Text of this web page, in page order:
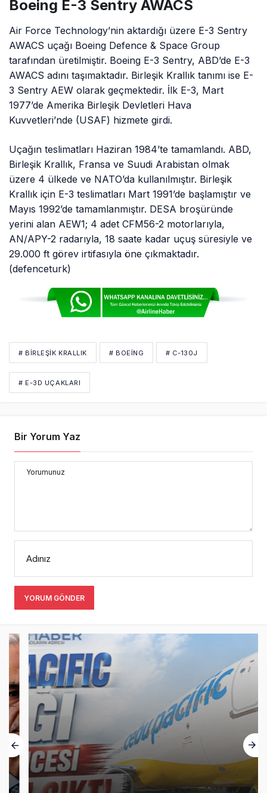
Boeing E-3 Sentry AWACS
Air Force Technology’nin aktardığı üzere E-3 Sentry
AWACS uçağı Boeing Defence & Space Group
tarafından üretilmiştir. Boeing E-3 Sentry, ABD’de E-3
AWACS adını taşımaktadır. Birleşik Krallık tanımı ise E-
3 Sentry AEW olarak geçmektedir. İlk E-3, Mart
1977’de Amerika Birleşik Devletleri Hava
Kuvvetleri’nde (USAF) hizmete girdi.
Uçağın teslimatları Haziran 1984’te tamamlandı. ABD,
Birleşik Krallık, Fransa ve Suudi Arabistan olmak
üzere 4 ülkede ve NATO’da kullanılmıştır. Birleşik
Krallık için E-3 teslimatları Mart 1991’de başlamıştır ve
Mayıs 1992’de tamamlanmıştır. DESA broşüründe
yerini alan AEW1; 4 adet CFM56-2 motorlarıyla,
AN/APY-2 radarıyla, 18 saate kadar uçuş süresiyle ve
29.000 ft görev irtifasıyla öne çıkmaktadır.
(defenceturk)
# BIRLEŞIK KRALLIK # BOEING # C-130J
# E-3D UÇAKLARI
Bir Yorum Yaz
Yorumunuz
Adınız
YORUM GÖNDER